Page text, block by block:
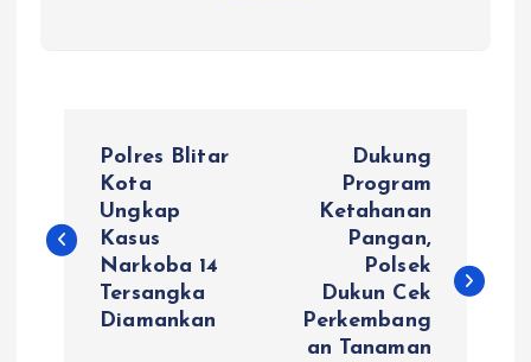
v
Polres Blitar
Kota
Ungkap
Kasus
Narkoba 14
Tersangka
Diamankan
Dukung
Program
Ketahanan
Pangan,
Polsek
Dukun Cek
Perkembang
an Tanaman